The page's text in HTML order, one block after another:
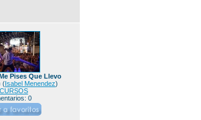
Pises Que Llevo
(Isabel Menendez)
0